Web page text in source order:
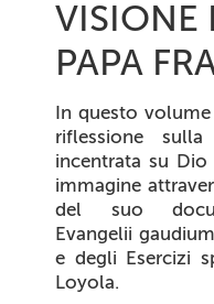
VISIONE
PAPA
In questo
riflessione
incentrata su Dio
immagine
del suo
Evangelii gaudium
e degli Esercizi
Loyola.